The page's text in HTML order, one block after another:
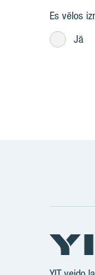
Es vēlos
Jā